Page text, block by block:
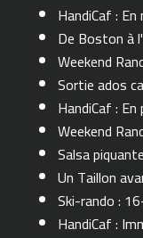
HandiCaf :
De Boston à
Weekend
Sortie ados
HandiCaf :
Weekend
Salsa piquante
Un Taillon
Ski-rando :
HandiCaf :